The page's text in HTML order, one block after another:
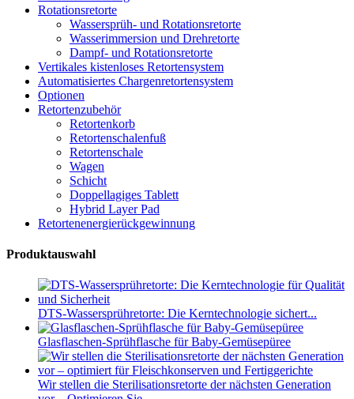
Rotationsretorte
Wassersprüh- und Rotationsretorte
Wasserimmersion und Drehretorte
Dampf- und Rotationsretorte
Vertikales kistenloses Retortensystem
Automatisiertes Chargenretortensystem
Optionen
Retortenzubehör
Retortenkorb
Retortenschalenfuß
Retortenschale
Wagen
Schicht
Doppellagiges Tablett
Hybrid Layer Pad
Retortenenergierückgewinnung
Produktauswahl
DTS-Wassersprühretorte: Die Kerntechnologie sichert...
Glasflaschen-Sprühflasche für Baby-Gemüsepüree
Wir stellen die Sterilisationsretorte der nächsten Generation